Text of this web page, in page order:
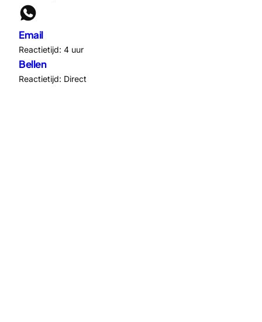
Email
Reactietijd: 4 uur
Bellen
Reactietijd: Direct